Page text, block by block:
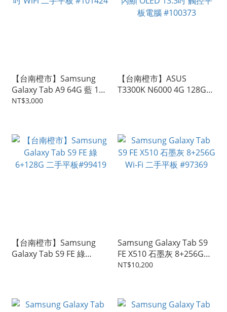
【台南橙市】Samsung
Galaxy Tab A9 64G 藍 11
吋 WiFi 二手平板 #101424
NT$3,000
【台南橙市】ASUS
T3300K N6000 4G 128G
【台南橙市】Samsung
Galaxy Tab S9 FE 綠
Samsung Galaxy Tab S9
FE X510 石墨灰 8+256G
Wi-Fi 二手平板 #97369
NT$10,200